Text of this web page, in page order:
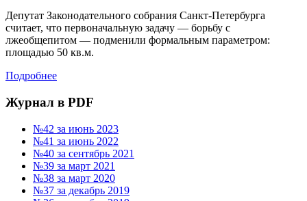
Депутат Законодательного собрания Санкт-Петербурга
считает, что первоначальную задачу — борьбу с
лжеобщепитом — подменили формальным параметром:
площадью 50 кв.м.
Подробнее
Журнал в PDF
№42 за июнь 2023
№41 за июнь 2022
№40 за сентябрь 2021
№39 за март 2021
№38 за март 2020
№37 за декабрь 2019